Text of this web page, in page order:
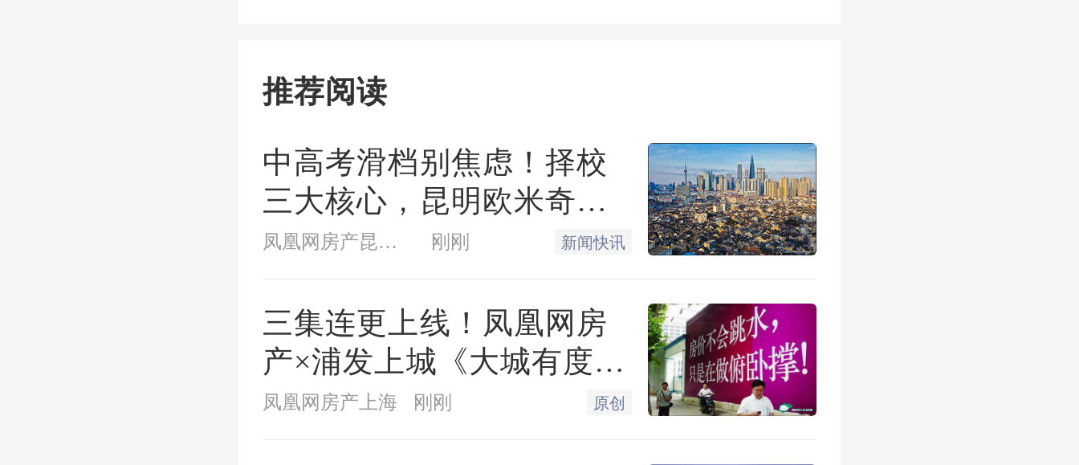
让更多客户读懂了红盘的价值!紧接着的抖
音短视频颁奖同样亮眼,有实地探访项目配
套的 vlog,有解读户型优势的干货分享,还有
记录案场热闹景象的随拍,每一条都透着伙
伴们的用心。正是大家用镜头为项目发声,
离不开每一位的创意与付出!颁奖过后,抽奖
环节更是将氛围推向小高潮:品牌冰箱、微
波炉等家电大奖接连送出,渠道答谢晚宴在
推荐阅读
中高考滑档别焦虑！择校
三大核心，昆明欧米奇一
站式覆盖凤凰网房产昆明站 刚刚 新闻快讯
三集连更上线！凤凰网房
产×浦发上城《大城有度》
纪录片 见证一座百万方大
凤凰网房产上海 刚刚 原创